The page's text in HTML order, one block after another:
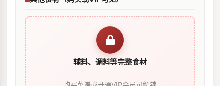
辅料、调料等完整食材
购买菜谱或开通VIP会员可解锁